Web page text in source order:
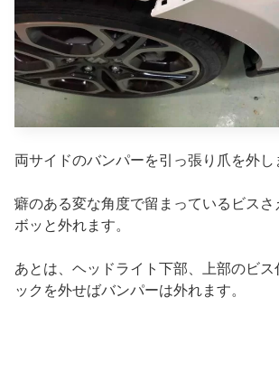
両サイドのバンパーを引っ張り爪を外し
癖のある変な角度で留まっているビス
ボッと外れます。
あとは、ヘッドライト下部、上部のビ
ックを外せばバンパーは外れます。